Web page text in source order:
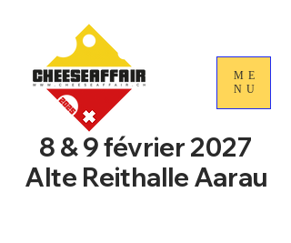
ME
NU
8 & 9 février 2027
Alte Reithalle Aarau